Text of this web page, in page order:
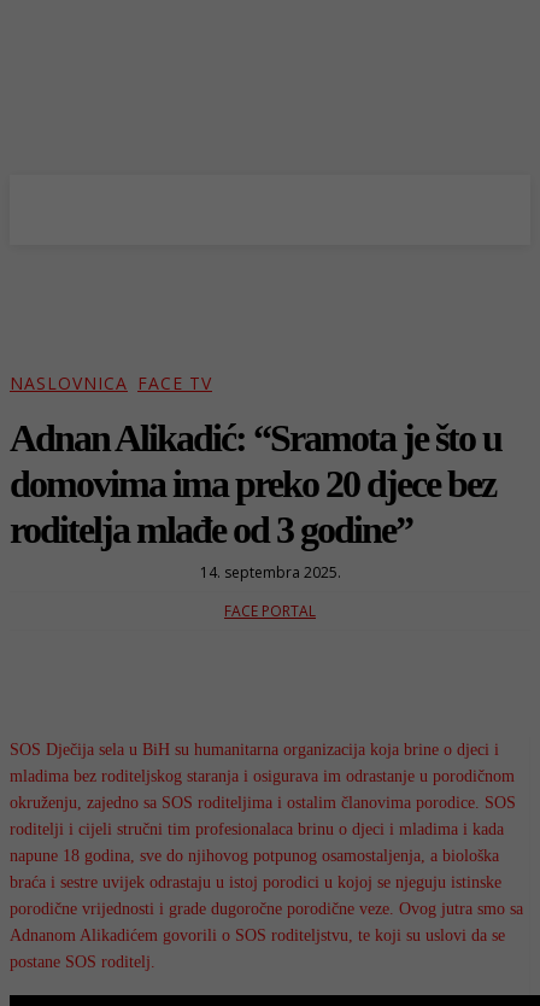
NASLOVNICA FACE TV
Adnan Alikadić: “Sramota je što u
domovima ima preko 20 djece bez
roditelja mlađe od 3 godine”
14. septembra 2025.
FACE PORTAL
SOS Dječija sela u BiH su humanitarna organizacija koja brine o djeci i
mladima bez roditeljskog staranja i osigurava im odrastanje u porodičnom
okruženju, zajedno sa SOS roditeljima i ostalim članovima porodice. SOS
roditelji i cijeli stručni tim profesionalaca brinu o djeci i mladima i kada
napune 18 godina, sve do njihovog potpunog osamostaljenja, a biološka
braća i sestre uvijek odrastaju u istoj porodici u kojoj se njeguju istinske
porodične vrijednosti i grade dugoročne porodične veze. Ovog jutra smo sa
Adnanom Alikadićem govorili o SOS roditeljstvu, te koji su uslovi da se
postane SOS roditelj.